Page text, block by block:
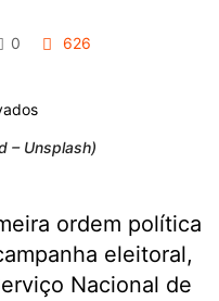
0 626
– Unsplash)
ordem política
eleitoral,
Nacional de